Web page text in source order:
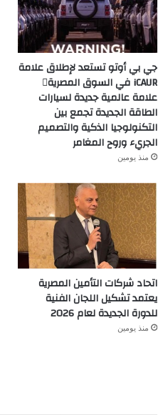
جي بي أوتو تستعد لإطلاق علامة
iCAUR في السوق المصرية
علامة عالمية جديدة لسيارات
الطاقة الجديدة تجمع بين
التكنولوجيا الذكية والتصميم
الجريء وروح المغامر
منذ يومين
اتحاد شركات التأمين المصرية
يعتمد تشكيل اللجان الفنية
للدورة الجديدة لعام 2026
منذ يومين